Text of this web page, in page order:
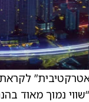
אטרקטיבית”
השנה ונסחרת ב“שווי